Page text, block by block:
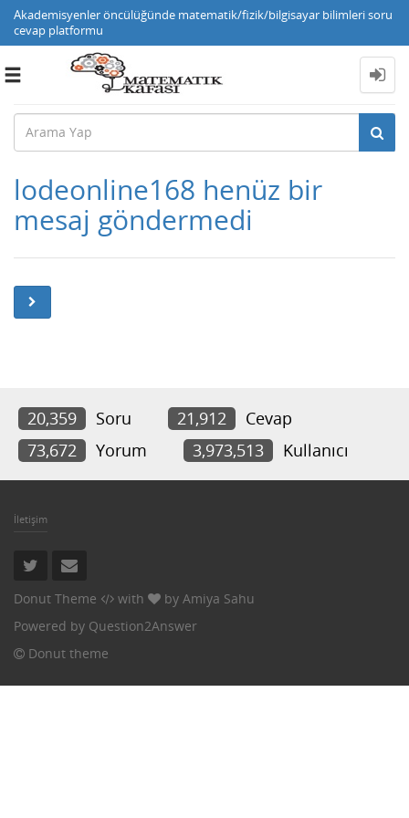
Akademisyenler öncülüğünde matematik/fizik/bilgisayar bilimleri soru
cevap platformu
Toggle
lodeonline168 henüz bir
mesaj göndermedi
20,359 Soru 21,912
Cevap
73,672
Yorum 3,973,513 Kullanıcı
İletişim
Donut Theme with by Amiya Sahu
Powered by Question2Answer
Donut theme